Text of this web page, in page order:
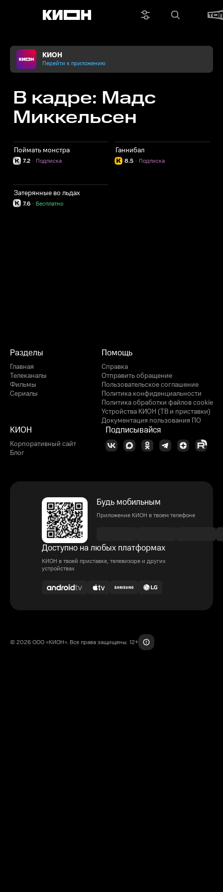
КИОН
Перейти к приложению
В кадре: Мадс
Миккельсен
Поймать монстра
7.2 Подписка
·
Ганнибал
8.5 Подписка
·
Затерянные во льдах
7.6 Бесплатно
·
Разделы
Главная
Телеканалы
Фильмы
Сериалы
Помощь
Справка
Отправить обращение
Пользовательское соглашение
Политика конфиденциальности
Политика обработки файлов cookie
Устройства КИОН (ТВ и приставки)
Документация пользования ПО
КИОН
Корпоративный сайт
Блог
Подписывайся
Будь мобильным
Приложение КИОН в твоем телефоне
Доступно на любых платформах
КИОН в твоей приставке, телевизоре и других
устройствах
© 2026 ООО «КИОН». Все права защищены. 12+